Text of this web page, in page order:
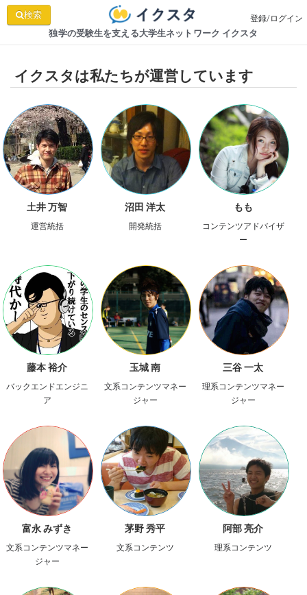
検索 登録/ログイン
独学の受験生を支える大学生ネットワーク イクスタ
イクスタは私たちが運営しています
土井 万智
運営統括
沼田 洋太
開発統括
もも
コンテンツアドバイザ
ー
藤本 裕介
バックエンドエンジニ
ア
玉城 南
文系コンテンツマネー
ジャー
三谷 一太
理系コンテンツマネー
ジャー
富永 みずき
文系コンテンツマネー
ジャー
茅野 秀平
文系コンテンツ
阿部 亮介
理系コンテンツ